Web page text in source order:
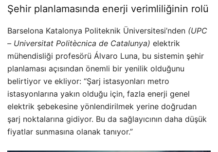
Şehir planlamasında enerji verimliliğinin rolü
Barselona Katalonya Politeknik Üniversitesi’nden (UPC
– Universitat Politècnica de Catalunya) elektrik
mühendisliği profesörü Álvaro Luna, bu sistemin şehir
planlaması açısından önemli bir yenilik olduğunu
belirtiyor ve ekliyor: “Şarj istasyonları metro
istasyonlarına yakın olduğu için, fazla enerji genel
elektrik şebekesine yönlendirilmek yerine doğrudan
şarj noktalarına gidiyor. Bu da sağlayıcının daha düşük
fiyatlar sunmasına olanak tanıyor.”